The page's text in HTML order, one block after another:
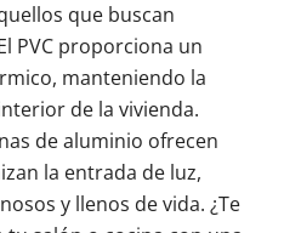
que buscan
PVC proporciona un
manteniendo la
de la vivienda.
de aluminio ofrecen
la entrada de luz,
y llenos de vida. ¿Te